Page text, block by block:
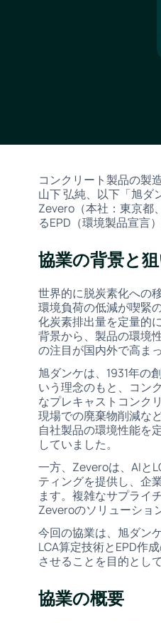
コンクリート製品の製
山下 弘純、以下「旭ダ
Zevero（本社：東京都
るEPD（環境製品宣言
協業の背景と
世界的に脱炭素化への
環境負荷の低減が喫緊
化炭素排出量を定量的
背景から、製品の環境
の注目が国内外で高ま
旭ダンケは、1931年の
いう理念のもと、コン
なプレキャストコンク
現場での廃棄物削減な
自社製品の環境性能を
していました。
一方、Zeveroは、AIと
ティングを提供し、企
ます。複雑なサプライ
Zeveroのソリューショ
今回の協業は、旭ダン
LCA算定技術とEPD作
させることを目的とし
協業の概要